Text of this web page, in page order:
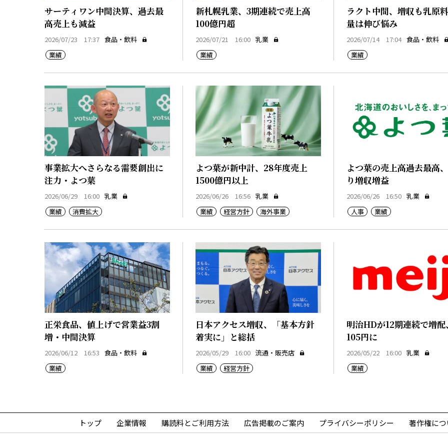
サーティワン中間決算、過去最
高売上も減益
2026/07/23 17:37 食品・飲料
業績
新札幌乳業、3期連続で売上高
100億円超
2026/07/21 16:00 乳業
業績
ラクト中間、増収も乳原
量は伸び悩み
2026/07/14 17:04 食品・飲料
業績
事業拡大へさらなる需要創出に
注力・よつ葉
2026/06/29 16:00 乳業
業績
消費拡大
よつ葉が新中計、28年度売上
1500億円以上
2026/06/26 16:56 乳業
業績
経営方針 海外事業
よつ葉の売上高過去最高
り増収増益
2026/06/26 16:50 乳業
人事
業績
正栄食品、値上げで営業益3割
増・中間決算
2026/06/12 16:53 食品・飲料
業績
日本アクセス増収、「基本方針
着実に」と総括
2026/05/29 16:00 流通・販売店
業績
経営方針
明治HDが12期連続で増
105円に
2026/05/22 16:00 乳業
業績
トップ 企業情報 購読料とご利用方法 広告掲載のご案内 プライバシーポリシー 著作権に